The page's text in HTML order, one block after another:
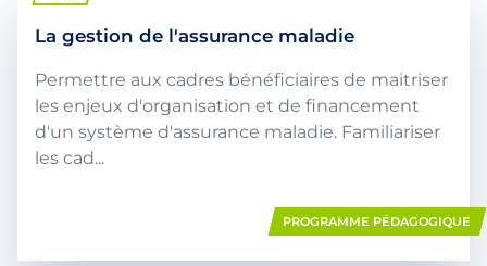
La gestion de l'assurance maladie
Permettre aux cadres bénéficiaires de maitriser
les enjeux d'organisation et de financement
d'un système d'assurance maladie. Familiariser
les cad...
PROGRAMME PÉDAGOGIQUE